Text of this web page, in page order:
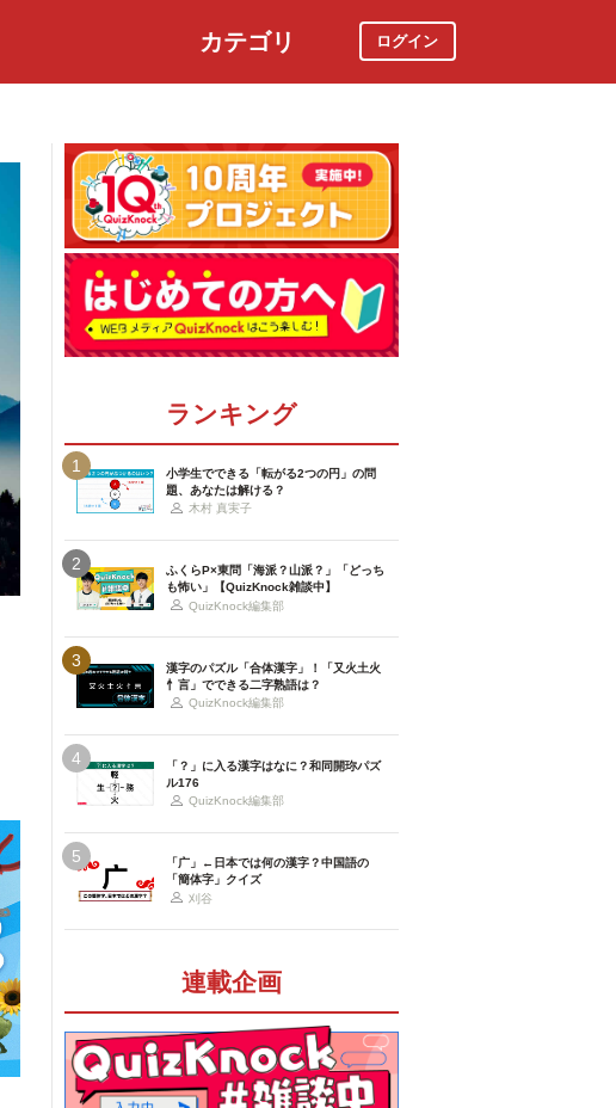
カテゴリ ログイン
ランキング
1
小学生でできる「転がる2つの円」の問
題、あなたは解ける？
木村 真実子
2
ふくらP×東問「海派？山派？」「どっち
も怖い」【QuizKnock雑談中】
QuizKnock編集部
3
漢字のパズル「合体漢字」！「又火土火
忄言」でできる二字熟語は？
QuizKnock編集部
4
「？」に入る漢字はなに？和同開珎パズ
ル176
QuizKnock編集部
5
「广」←日本では何の漢字？中国語の
「簡体字」クイズ
刈谷
連載企画